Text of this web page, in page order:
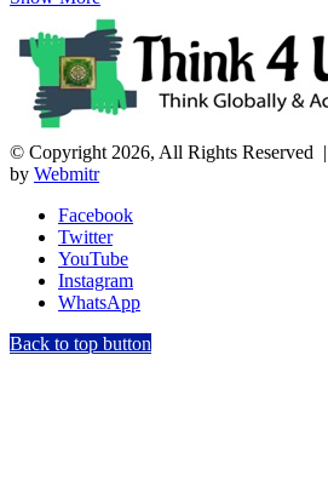
© Copyright 2026, All Rights Reserved |
by Webmitr
Facebook
Twitter
YouTube
Instagram
WhatsApp
Back to top button